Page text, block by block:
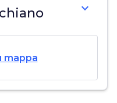
expand_more
mappa